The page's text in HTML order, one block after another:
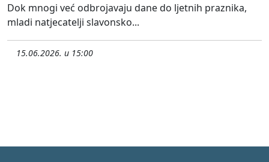
Dok mnogi već odbrojavaju dane do ljetnih praznika,
mladi natjecatelji slavonsko...
15.06.2026. u 15:00